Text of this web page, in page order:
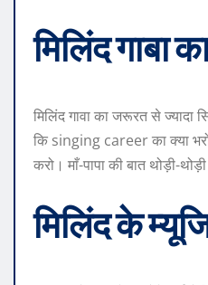
मिलिंद गाबा
मिलिंद गावा का जरूरत से ज्यादा
कि singing career का क्या
करो। माँ-पापा की बात थोड़ी-
मिलिंद के